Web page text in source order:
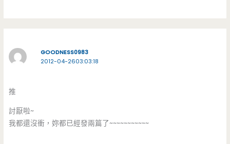
GOODNESS0983
2012-04-2603:03:18
推
討厭啦~
我都還沒衝，妳都已經發兩篇了~~~~~~~~~~~